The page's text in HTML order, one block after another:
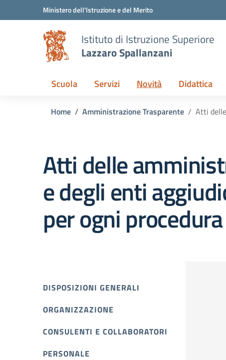
Vai ai contenuti
Vai al menu di navigazioneMinistero dell'Istruzione e del Merito
Istituto di Istruzione Superiore
Lazzaro Spallanzani
Scuola Servizi Novità Didattica
Home Amministrazione Trasparente Atti
Atti delle
e degli enti
per ogni procedura
DISPOSIZIONI GENERALI
ORGANIZZAZIONE
CONSULENTI E COLLABORATORI
PERSONALE